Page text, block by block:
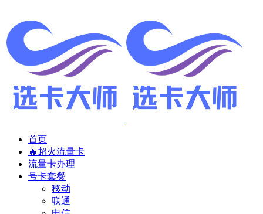
首页
🔥超火流量卡
流量卡办理
号卡套餐
移动
联通